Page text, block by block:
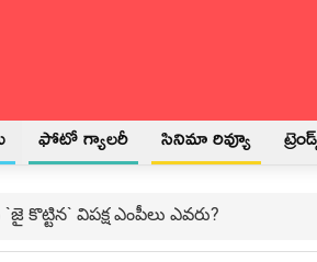
ఫోటో గ్యాలరీ సినిమా రివ్యూ
కొట్టిన` విపక్ష ఎంపీలు ఎవరు?